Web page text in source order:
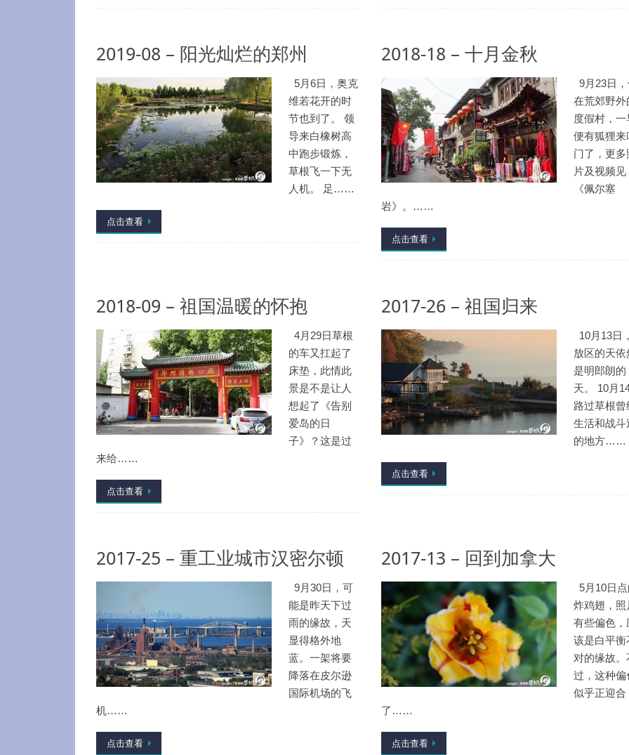
2019-08 – 阳光灿烂的郑州
5月6日，奥克
维若花开的时
节也到了。 领
导来白橡树高
中跑步锻炼，
草根飞一下无
人机。 足……
点击查看
2018-18 – 十月金秋
9月23日
在荒郊野外
度假村，一
便有狐狸来
门了，更多
片及视频见
《佩尔塞
岩》。……
点击查看
2018-09 – 祖国温暖的怀抱
4月29日草根
的车又扛起了
床垫，此情此
景是不是让人
想起了《告别
爱岛的日
子》？这是过
来给……
点击查看
2017-26 – 祖国归来
10月13日
放区的天依
是明郎朗的
天。 10月
路过草根曾
生活和战斗
的地方……
点击查看
2017-25 – 重工业城市汉密尔顿
9月30日，可
能是昨天下过
雨的缘故，天
显得格外地
蓝。一架将要
降落在皮尔逊
国际机场的飞
机……
点击查看
2017-13 – 回到加拿大
5月10日
炸鸡翅，照
有些偏色，
该是白平衡
对的缘故。
过，这种偏
似乎正迎合
了……
点击查看